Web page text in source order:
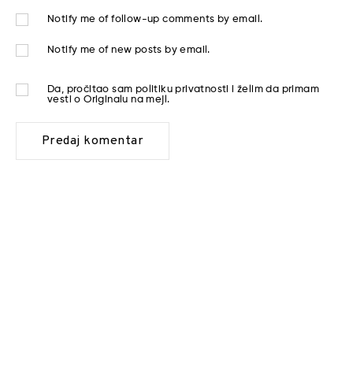
Notify me of follow-up comments by email.
Notify me of new posts by email.
Da, pročitao sam politiku privatnosti
i želim da primam
vesti o Originalu na mejl.